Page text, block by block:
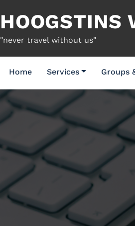
"never travel without us"
Home Services Groups